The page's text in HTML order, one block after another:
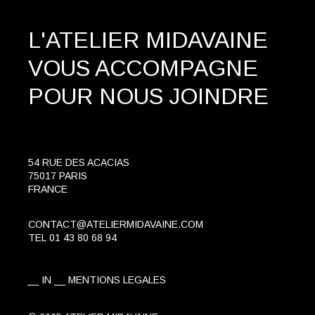
L'ATELIER MIDAVAINE
VOUS ACCOMPAGNE
POUR NOUS JOINDRE
54 RUE DES ACACIAS
75017 PARIS
FRANCE
CONTACT@ATELIERMIDAVAINE.COM
TEL 01 43 80 68 94
IN MENTIONS LEGALES